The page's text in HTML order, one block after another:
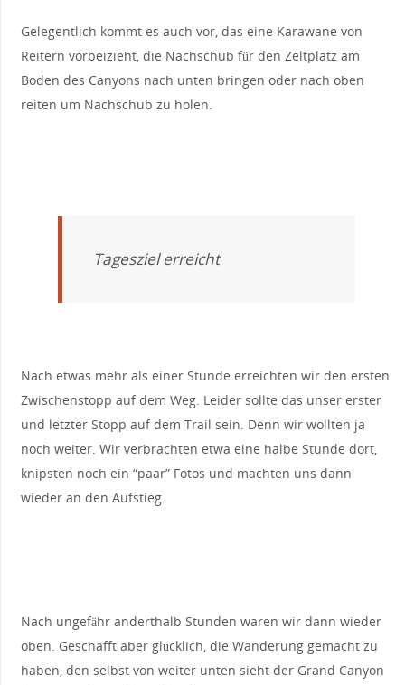
Gelegentlich kommt es auch vor, das eine Karawane von
Reitern vorbeizieht, die Nachschub für den Zeltplatz am
Boden des Canyons nach unten bringen oder nach oben
reiten um Nachschub zu holen.
Tagesziel erreicht
Nach etwas mehr als einer Stunde erreichten wir den ersten
Zwischenstopp auf dem Weg. Leider sollte das unser erster
und letzter Stopp auf dem Trail sein. Denn wir wollten ja
noch weiter. Wir verbrachten etwa eine halbe Stunde dort,
knipsten noch ein “paar” Fotos und machten uns dann
wieder an den Aufstieg.
Nach ungefähr anderthalb Stunden waren wir dann wieder
oben. Geschafft aber glücklich, die Wanderung gemacht zu
haben, den selbst von weiter unten sieht der Grand Canyon